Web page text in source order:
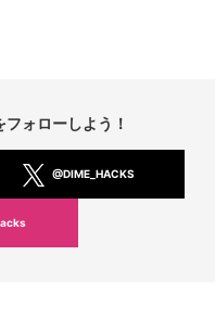
ォローしよう！
@DIME_HACKS